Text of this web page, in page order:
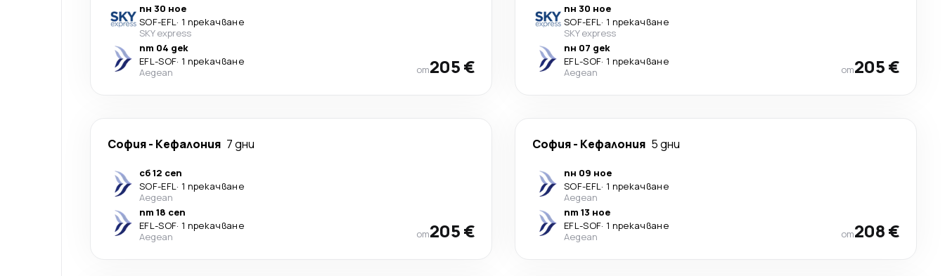
пн 30 ное
SOF-EFL· 1 прекачване
SKY express
пт 04 дек
EFL-SOF· 1 прекачване
Aegean
от205 €
пн 30 ное
SOF-EFL· 1 прекачване
SKY express
пн 07 дек
EFL-SOF· 1 прекачване
Aegean
от205 €
София- Кефалония 7 дни
сб 12 сеп
SOF-EFL· 1 прекачване
Aegean
пт 18 сеп
EFL-SOF· 1 прекачване
Aegean
от205 €
София- Кефалония 5 дни
пн 09 ное
SOF-EFL· 1 прекачване
Aegean
пт 13 ное
EFL-SOF· 1 прекачване
Aegean
от208 €